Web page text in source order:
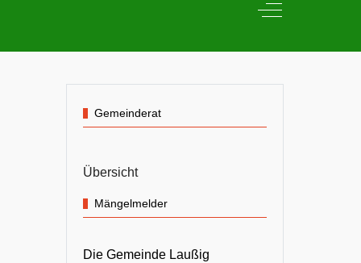
Off-Canvas
Gemeinderat
Übersicht
Mängelmelder
Die Gemeinde Laußig